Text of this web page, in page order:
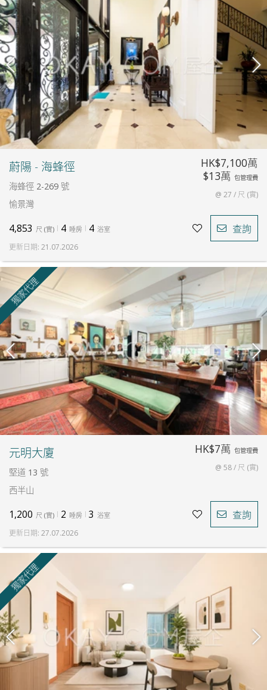
蔚陽 - 海蜂徑
海蜂徑 2-269 號
愉景灣
HK$7,100萬
$13萬 包管理費
@ 27 / 尺 (實)
4,853 尺 (實) 4 睡房 4 浴室 查詢
更新日期: 21.07.2026
元明大廈
堅道 13 號
西半山
HK$7萬 包管理費
@ 58 / 尺 (實)
1,200 尺 (實) 2 睡房 3 浴室 查詢
更新日期: 27.07.2026
獨家代理
獨家代理